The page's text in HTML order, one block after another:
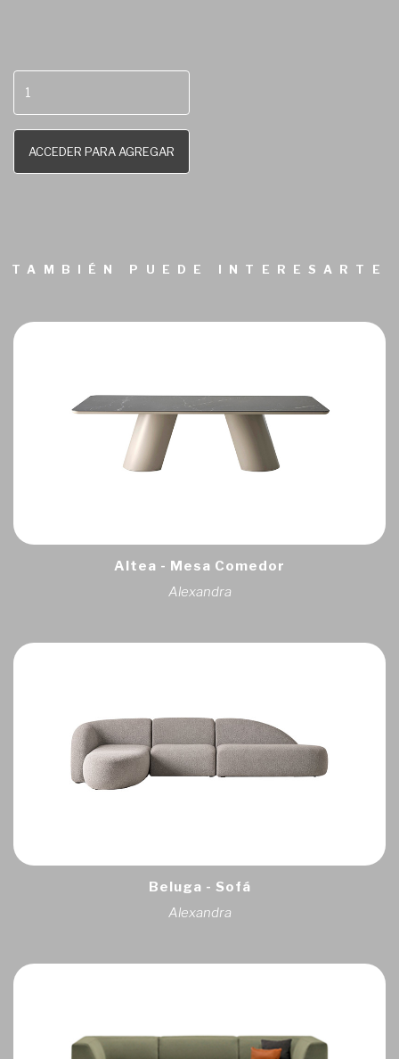
ACCEDER PARA AGREGAR
TAMBIÉN PUEDE INTERESARTE
Altea - Mesa Comedor
Alexandra
Beluga - Sofá
Alexandra